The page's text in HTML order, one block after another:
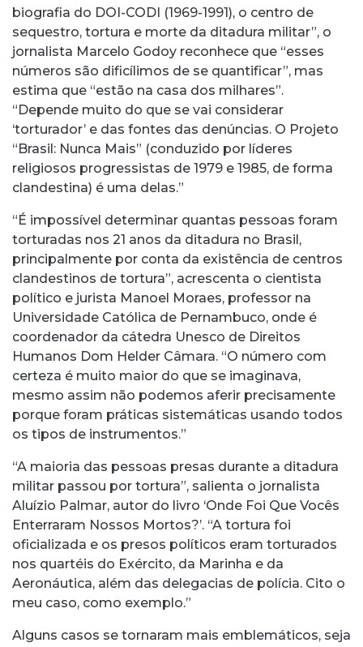
biografia do DOI-CODI (1969-1991), o centro de
sequestro, tortura e morte da ditadura militar”, o
jornalista Marcelo Godoy reconhece que “esses
números são dificílimos de se quantificar”, mas
estima que “estão na casa dos milhares”.
“Depende muito do que se vai considerar
‘torturador’ e das fontes das denúncias. O Projeto
“Brasil: Nunca Mais” (conduzido por líderes
religiosos progressistas de 1979 e 1985, de forma
clandestina) é uma delas.”
“É impossível determinar quantas pessoas foram
torturadas nos 21 anos da ditadura no Brasil,
principalmente por conta da existência de centros
clandestinos de tortura”, acrescenta o cientista
político e jurista Manoel Moraes, professor na
Universidade Católica de Pernambuco, onde é
coordenador da cátedra Unesco de Direitos
Humanos Dom Helder Câmara. “O número com
certeza é muito maior do que se imaginava,
mesmo assim não podemos aferir precisamente
porque foram práticas sistemáticas usando todos
os tipos de instrumentos.”
“A maioria das pessoas presas durante a ditadura
militar passou por tortura”, salienta o jornalista
Aluízio Palmar, autor do livro ‘Onde Foi Que Vocês
Enterraram Nossos Mortos?’. “A tortura foi
oficializada e os presos políticos eram torturados
nos quartéis do Exército, da Marinha e da
Aeronáutica, além das delegacias de polícia. Cito o
meu caso, como exemplo.”
Alguns casos se tornaram mais emblemáticos, seja